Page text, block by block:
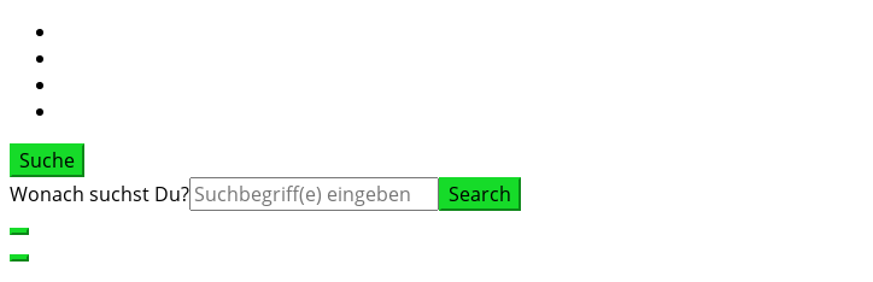
Suche
Suche
Wonach suchst Du?